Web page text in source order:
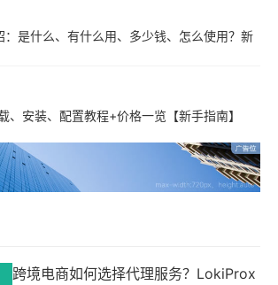
：是什么、有什么用、多少钱、怎么使用？新
、安装、配置教程+价格一览【新手指南】
跨境电商如何选择代理服务？LokiProx